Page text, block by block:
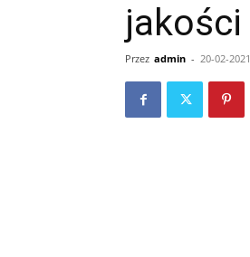
jakości
Przez admin - 20-02-2021